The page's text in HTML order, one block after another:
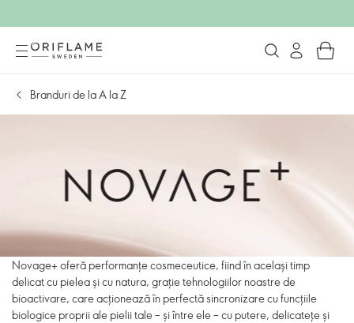
Branduri de la A la Z
Novage+ oferă performanțe cosmeceutice, fiind în același timp
delicat cu pielea și cu natura, grație tehnologiilor noastre de
bioactivare, care acționează în perfectă sincronizare cu funcțiile
biologice proprii ale pielii tale – și între ele – cu putere, delicatețe și